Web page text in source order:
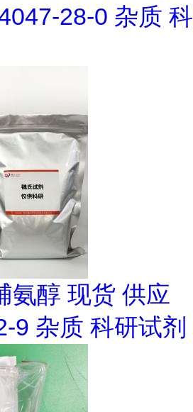
28-0 杂质 科
氨醇 现货 供应
9 杂质 科研试剂